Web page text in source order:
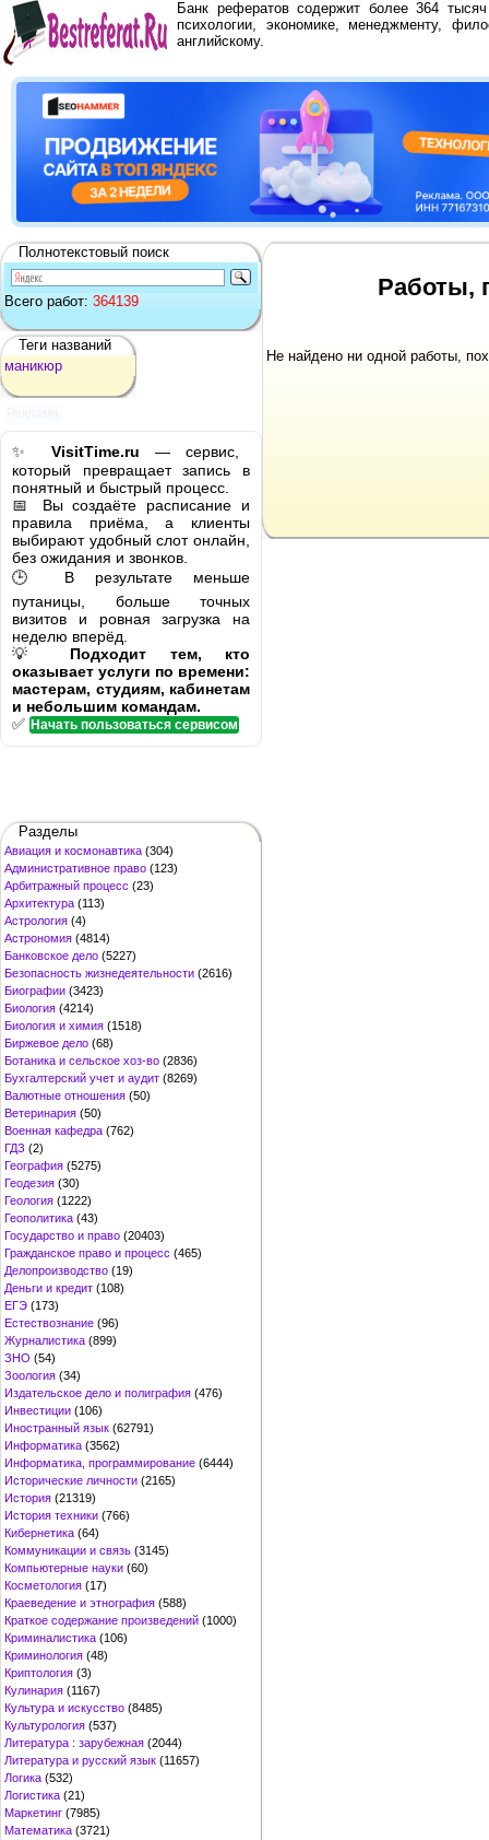
Банк рефератов содержит более 364
психологии, экономике, менеджменту,
английскому.
Полнотекстовый поиск
Всего работ: 364139
Теги названий
маникюр
✨ VisitTime.ru — сервис,
который превращает запись в
понятный и быстрый процесс.
📅 Вы создаёте расписание и
правила приёма, а клиенты
выбирают удобный слот онлайн,
без ожидания и звонков.
🕒 В результате меньше
путаницы, больше точных
визитов и ровная загрузка на
неделю вперёд.
💡 Подходит тем, кто
оказывает услуги по времени:
мастерам, студиям, кабинетам
и небольшим командам.
✅ Начать пользоваться сервисом
Разделы
Авиация и космонавтика (304)
Административное право (123)
Арбитражный процесс (23)
Архитектура (113)
Астрология (4)
Астрономия (4814)
Банковское дело (5227)
Безопасность жизнедеятельности (2616)
Биографии (3423)
Биология (4214)
Биология и химия (1518)
Биржевое дело (68)
Ботаника и сельское хоз-во (2836)
Бухгалтерский учет и аудит (8269)
Валютные отношения (50)
Ветеринария (50)
Военная кафедра (762)
ГДЗ (2)
География (5275)
Геодезия (30)
Геология (1222)
Геополитика (43)
Государство и право (20403)
Гражданское право и процесс (465)
Делопроизводство (19)
Деньги и кредит (108)
ЕГЭ (173)
Естествознание (96)
Журналистика (899)
ЗНО (54)
Зоология (34)
Издательское дело и полиграфия (476)
Инвестиции (106)
Иностранный язык (62791)
Информатика (3562)
Информатика, программирование (6444)
Исторические личности (2165)
История (21319)
История техники (766)
Кибернетика (64)
Коммуникации и связь (3145)
Компьютерные науки (60)
Косметология (17)
Краеведение и этнография (588)
Краткое содержание произведений (1000)
Криминалистика (106)
Криминология (48)
Криптология (3)
Кулинария (1167)
Культура и искусство (8485)
Культурология (537)
Литература : зарубежная (2044)
Литература и русский язык (11657)
Логика (532)
Логистика (21)
Маркетинг (7985)
Математика (3721)
Работы,
Не найдено ни одной работы,